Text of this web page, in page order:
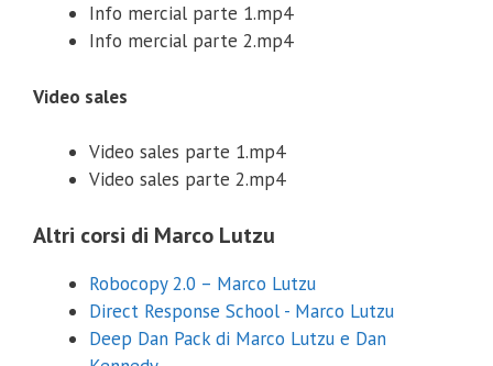
Info mercial parte 1.mp4
Info mercial parte 2.mp4
Video sales
Video sales parte 1.mp4
Video sales parte 2.mp4
Altri corsi di Marco Lutzu
Robocopy 2.0 – Marco Lutzu
Direct Response School - Marco Lutzu
Deep Dan Pack di Marco Lutzu e Dan